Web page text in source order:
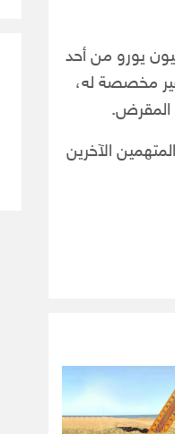
إلى أن المدير العام السابق أساء إدارة العقد، وقام باقتراض مبلغ 12 مليون يورو من أحد
مخصصة له،
المقرض.
الآخرين